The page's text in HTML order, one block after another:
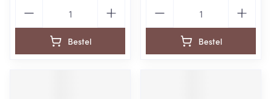
Bestel Bestel